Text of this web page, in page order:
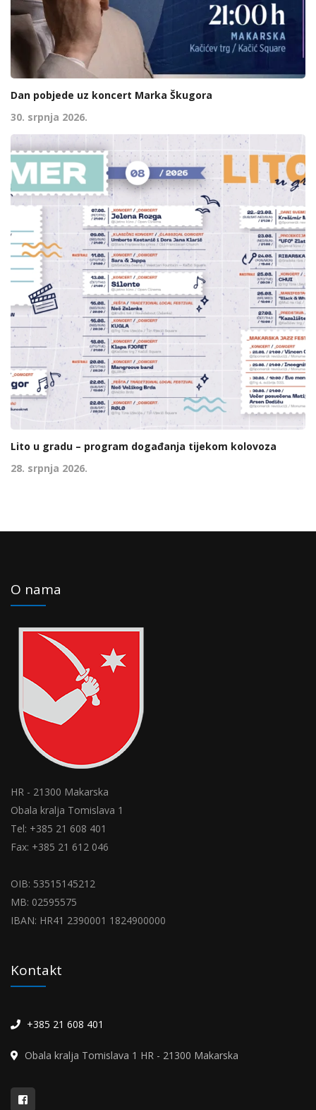
Dan pobjede uz koncert Marka Škugora
30. srpnja 2026.
Lito u gradu – program događanja tijekom kolovoza
28. srpnja 2026.
O nama
HR - 21300 Makarska
Obala kralja Tomislava 1
Tel: +385 21 608 401
Fax: +385 21 612 046
OIB: 53515145212
MB: 02595575
IBAN: HR41 2390001 1824900000
Kontakt
+385 21 608 401
Obala kralja Tomislava 1 HR - 21300 Makarska